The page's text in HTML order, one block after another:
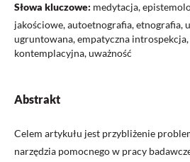
Słowa kluczowe: medytacja,
jakościowe, autoetnografia, etnografia,
ugruntowana, empatyczna
kontemplacyjna, uważność
Abstrakt
Celem artykułu jest przybliżenie
narzędzia pomocnego w pracy